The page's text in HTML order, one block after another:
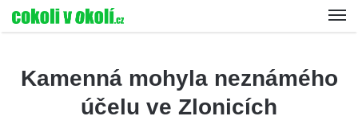
Kamenná mohyla neznámého
účelu ve Zlonicích